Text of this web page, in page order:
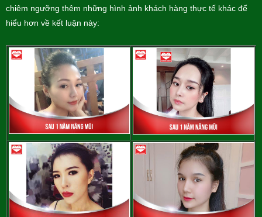
chiêm ngưỡng thêm những hình ảnh khách hàng thực tế khác để
hiểu hơn về kết luận này: